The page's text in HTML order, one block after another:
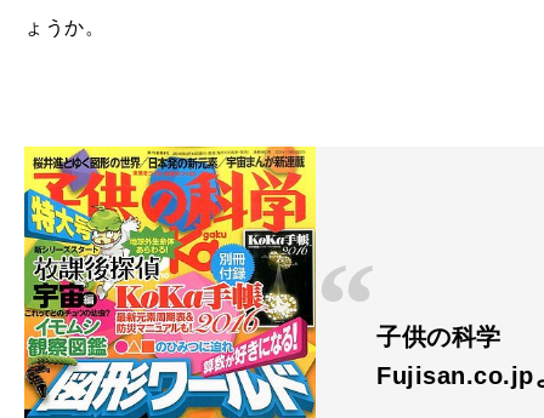
ょうか。
子供の科学
Fujisan.co.jp